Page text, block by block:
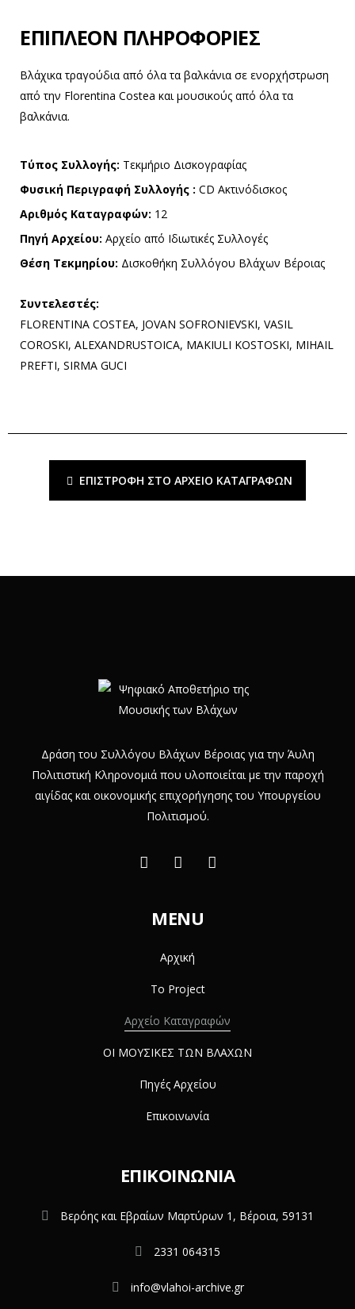
ΕΠΙΠΛΈΟΝ ΠΛΗΡΟΦΟΡΊΕΣ
Βλάχικα τραγούδια από όλα τα βαλκάνια σε ενορχήστρωση
από την Florentina Costea και μουσικούς από όλα τα
βαλκάνια.
Τύπος Συλλογής: Τεκμήριο Δισκογραφίας
Φυσική Περιγραφή Συλλογής : CD Ακτινόδισκος
Αριθμός Καταγραφών: 12
Πηγή Αρχείου: Αρχείο από Ιδιωτικές Συλλογές
Θέση Τεκμηρίου: Δισκοθήκη Συλλόγου Βλάχων Βέροιας
Συντελεστές:
FLORENTINA COSTEA, JOVAN SOFRONIEVSKI, VASIL
COROSKI, ALEXANDRUSTOICA, MAKIULI KOSTOSKI, MIHAIL
PREFTI, SIRMA GUCI
ΕΠΙΣΤΡΟΦΉ ΣΤΟ ΑΡΧΕΊΟ ΚΑΤΑΓΡΑΦΏΝ
Δράση του Συλλόγου Βλάχων Βέροιας για την Άυλη
Πολιτιστική Κληρονομιά που υλοποιείται με την παροχή
αιγίδας και οικονομικής επιχορήγησης του Υπουργείου
Πολιτισμού.
MENU
Αρχική
Το Project
Αρχείο Καταγραφών
ΟΙ ΜΟΥΣΙΚΕΣ ΤΩΝ ΒΛΑΧΩΝ
Πηγές Αρχείου
Επικοινωνία
ΕΠΙΚΟΙΝΩΝΊΑ
Βερόης και Εβραίων Μαρτύρων 1, Βέροια, 59131
2331 064315
info@vlahoi-archive.gr